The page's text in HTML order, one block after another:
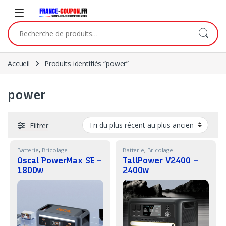
Recherche pour :
Accueil Produits identifiés “power”
power
Filtrer
Batterie, Bricolage
Oscal PowerMax SE –
1800w
Batterie, Bricolage
TallPower V2400 –
2400w